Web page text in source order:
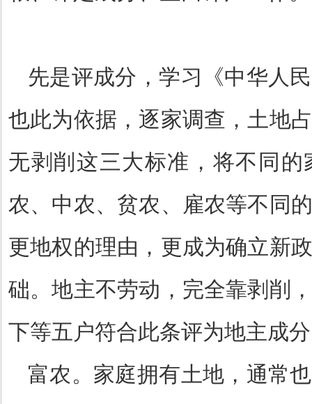
先是评成分，学习《中华人
也此为依据，逐家调查，土地
无剥削这三大标准，将不同
农、中农、贫农、雇农等不同
更地权的理由，更成为确立新
础。地主不劳动，完全靠剥削
下等五户符合此条评为地主成
富农。家庭拥有土地，通常